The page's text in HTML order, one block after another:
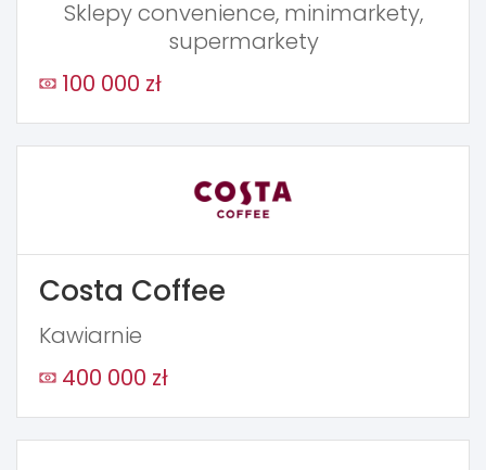
Sklepy convenience, minimarkety,
supermarkety
100 000 zł
Costa Coffee
Kawiarnie
400 000 zł